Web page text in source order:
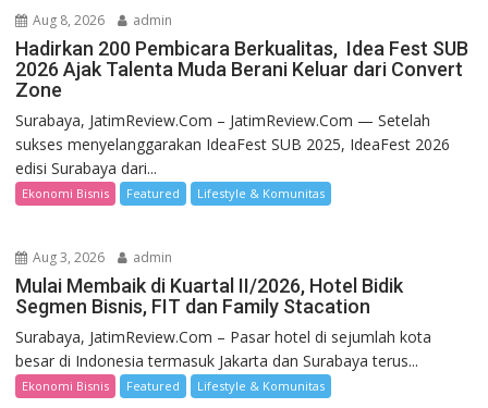
Aug 8, 2026 admin
Hadirkan 200 Pembicara Berkualitas, Idea Fest SUB
2026 Ajak Talenta Muda Berani Keluar dari Convert
Zone
Surabaya, JatimReview.Com – JatimReview.Com — Setelah
sukses menyelanggarakan IdeaFest SUB 2025, IdeaFest 2026
edisi Surabaya dari...
Ekonomi Bisnis Featured Lifestyle & Komunitas
Aug 3, 2026 admin
Mulai Membaik di Kuartal II/2026, Hotel Bidik
Segmen Bisnis, FIT dan Family Stacation
Surabaya, JatimReview.Com – Pasar hotel di sejumlah kota
besar di Indonesia termasuk Jakarta dan Surabaya terus...
Ekonomi Bisnis Featured Lifestyle & Komunitas